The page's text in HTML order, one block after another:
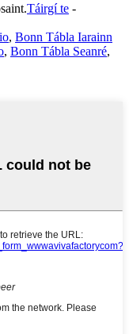
Táirgí te -
, Bonn Tábla Iarainn
, Bonn Tábla Seanré,